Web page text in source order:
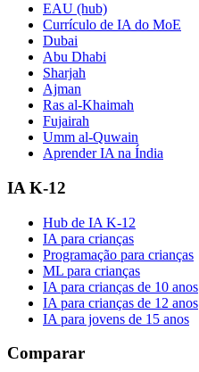
EAU (hub)
Currículo de IA do MoE
Dubai
Abu Dhabi
Sharjah
Ajman
Ras al-Khaimah
Fujairah
Umm al-Quwain
Aprender IA na Índia
IA K-12
Hub de IA K-12
IA para crianças
Programação para crianças
ML para crianças
IA para crianças de 10 anos
IA para crianças de 12 anos
IA para jovens de 15 anos
Comparar